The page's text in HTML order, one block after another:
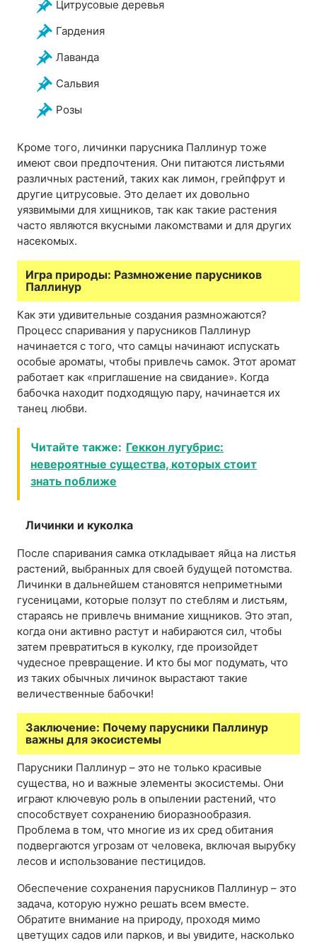
Цитрусовые деревья
Гардения
Лаванда
Сальвия
Розы
Кроме того, личинки парусника Паллинур тоже
имеют свои предпочтения. Они питаются листьями
различных растений, таких как лимон, грейпфрут и
другие цитрусовые. Это делает их довольно
уязвимыми для хищников, так как такие растения
часто являются вкусными лакомствами и для других
насекомых.
Игра природы: Размножение парусников
Паллинур
Как эти удивительные создания размножаются?
Процесс спаривания у парусников Паллинур
начинается с того, что самцы начинают испускать
особые ароматы, чтобы привлечь самок. Этот аромат
работает как «приглашение на свидание». Когда
бабочка находит подходящую пару, начинается их
танец любви.
Читайте также: Геккон лугубрис:
невероятные существа, которых стоит
знать поближе
Личинки и куколка
После спаривания самка откладывает яйца на листья
растений, выбранных для своей будущей потомства.
Личинки в дальнейшем становятся неприметными
гусеницами, которые ползут по стеблям и листьям,
стараясь не привлечь внимание хищников. Это этап,
когда они активно растут и набираются сил, чтобы
затем превратиться в куколку, где произойдет
чудесное превращение. И кто бы мог подумать, что
из таких обычных личинок вырастают такие
величественные бабочки!
Заключение: Почему парусники Паллинур
важны для экосистемы
Парусники Паллинур – это не только красивые
существа, но и важные элементы экосистемы. Они
играют ключевую роль в опылении растений, что
способствует сохранению биоразнообразия.
Проблема в том, что многие из их сред обитания
подвергаются угрозам от человека, включая вырубку
лесов и использование пестицидов.
Обеспечение сохранения парусников Паллинур – это
задача, которую нужно решать всем вместе.
Обратите внимание на природу, проходя мимо
цветущих садов или парков, и вы увидите, насколько